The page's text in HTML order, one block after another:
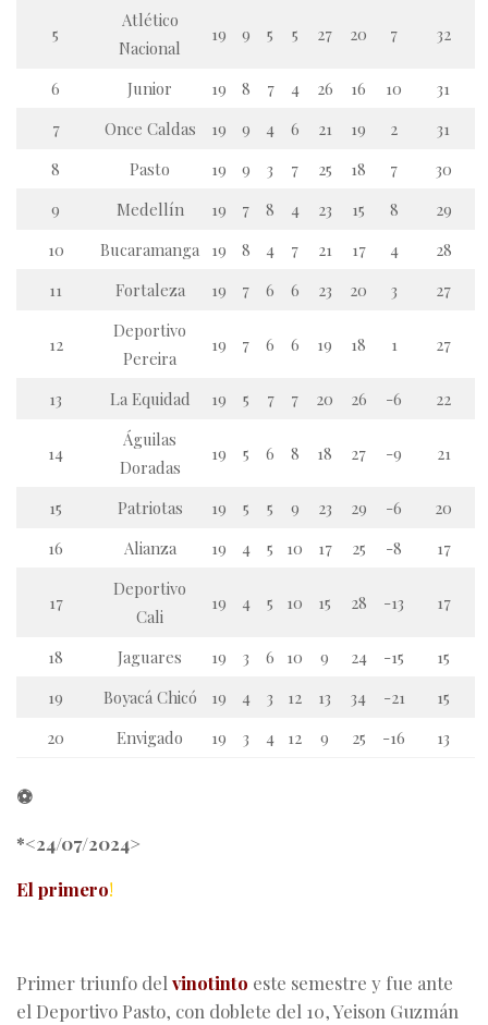
5
Atlético
Nacional
19 9 5 5 27 20 7 32
6 Junior 19 8 7 4 26 16 10
31
7
Once Caldas 19 9 4 6 21 19 2
31
8
Pasto 19 9 3 7 25 18 7
30
9
Medellín 19 7 8 4 23 15 8
29
10
Bucaramanga 19 8 4 7 21 17 4
28
11
Fortaleza 19 7 6 6 23 20 3 27
12
Deportivo
Pereira
19 7 6 6 19 18 1 27
13 La Equidad 19 5 7 7 20 26 -6 22
14
Águilas
Doradas
19 5 6 8 18 27 -9 21
15 Patriotas 19 5 5 9 23 29 -6
20
16
Alianza 19 4 5 10 17 25 -8 17
17
Deportivo
Cali
19 4 5 10 15 28 -13 17
18 Jaguares 19 3 6 10 9 24 -15
15
19
Boyacá Chicó 19 4 3 12 13 34 -21
15
20
Envigado 19 3 4 12 9 25 -16 13
⚽
*<24/07/2024>
El primero!
Primer triunfo del vinotinto este semestre y fue ante
el Deportivo Pasto, con doblete del 10, Yeison Guzmán